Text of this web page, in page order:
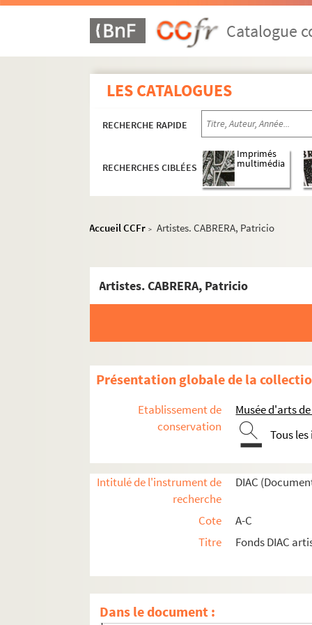
Catalogue
LES CATALOGUES
RECHERCHE RAPIDE
RECHERCHES CIBLÉES
Imprimés
multimédia
Accueil CCFr > Artistes. CABRERA, Patricio
Artistes. CABRERA, Patricio
Présentation globale de la
Etablissement de
conservation
Musée d'arts
Tous
Intitulé de l'instrument de
recherche
DIAC
Cote
A-C
Titre
Fonds DIAC
Dans le document :
Artistes. CABALLERO, Antonio
Artistes. CABALLERO, José
Artistes. CABANES, Marcel
Artistes. CABE,
Artistes. CABEZA, Roger